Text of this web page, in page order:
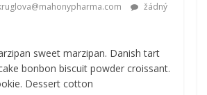
žádný
sweet marzipan. Danish tart
bonbon biscuit powder croissant.
Dessert cotton